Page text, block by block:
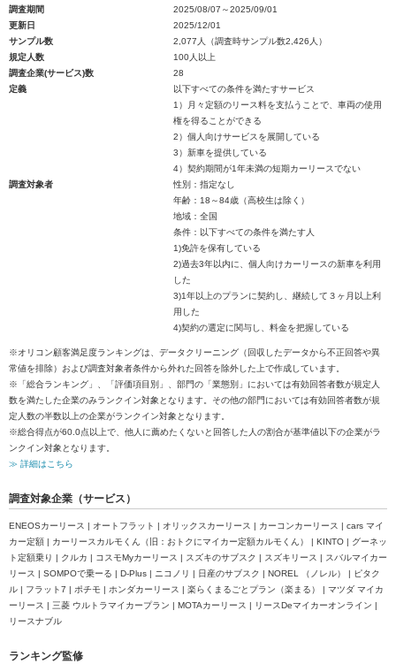
調査期間
2025/08/07～2025/09/01
更新日
2025/12/01
サンプル数
2,077人（調査時サンプル数2,426人）
規定人数
100人以上
調査企業(サービス)数
28
定義
以下すべての条件を満たすサービス
1）月々定額のリース料を支払うことで、車両の使用
権を得ることができる
2）個人向けサービスを展開している
3）新車を提供している
4）契約期間が1年未満の短期カーリースでない
調査対象者
性別：指定なし
年齢：18～84歳（高校生は除く）
地域：全国
条件：以下すべての条件を満たす人
1)免許を保有している
2)過去3年以内に、個人向けカーリースの新車を利用
した
3)1年以上のプランに契約し、継続して３ヶ月以上利
用した
4)契約の選定に関与し、料金を把握している
※オリコン顧客満足度ランキングは、データクリーニング（回収したデータから不正回答や異
常値を排除）および調査対象者条件から外れた回答を除外した上で作成しています。
※「総合ランキング」、「評価項目別」、部門の「業態別」においては有効回答者数が規定人
数を満たした企業のみランクイン対象となります。その他の部門においては有効回答者数が規
定人数の半数以上の企業がランクイン対象となります。
※総合得点が60.0点以上で、他人に薦めたくないと回答した人の割合が基準値以下の企業がラ
ンクイン対象となります。
≫ 詳細はこちら
調査対象企業（サービス）
ENEOSカーリース | オートフラット | オリックスカーリース | カーコンカーリース | cars マイ
カー定額 | カーリースカルモくん（旧：おトクにマイカー定額カルモくん） | KINTO | グーネッ
ト定額乗り | クルカ | コスモMyカーリース | スズキのサブスク | スズキリース | スバルマイカー
リース | SOMPOで乗ーる | D‐Plus | ニコノリ | 日産のサブスク | NOREL （ノレル） | ピタク
ル | フラット7 | ポチモ | ホンダカーリース | 楽らくまるごとプラン（楽まる） | マツダ マイカ
ーリース | 三菱 ウルトラマイカープラン | MOTAカーリース | リースDeマイカーオンライン |
リースナブル
ランキング監修